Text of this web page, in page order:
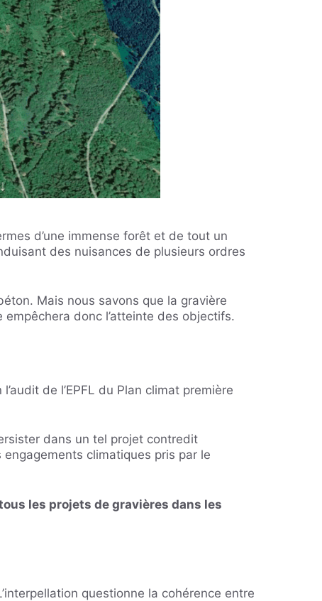
d’une immense forêt et de tout un
des nuisances de plusieurs ordres
Mais nous savons que la gravière
empêchera donc l’atteinte des objectifs.
de l’EPFL du Plan climat première
dans un tel projet contredit
climatiques pris par le
les projets de gravières dans les
questionne la cohérence entre